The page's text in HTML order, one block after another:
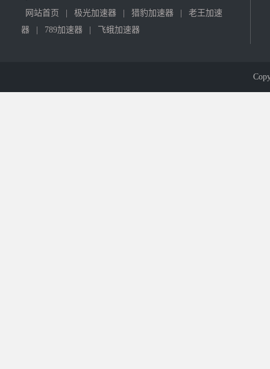
网站首页 极光加速器 猎豹加速器
老王加速
器
789加速器 飞蛾加速器